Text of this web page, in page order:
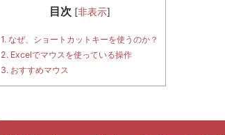
目次 [非表示]
1. なぜ、ショートカットキーを使うのか？
2. Excelでマウスを使っている操作
3. おすすめマウス